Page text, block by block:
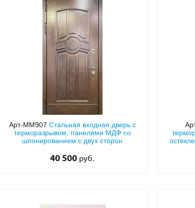
Арт-ММ907 Стальная входная дверь с
терморазрывом, панелями МДФ со
шпонированием с двух сторон
40 500 руб.